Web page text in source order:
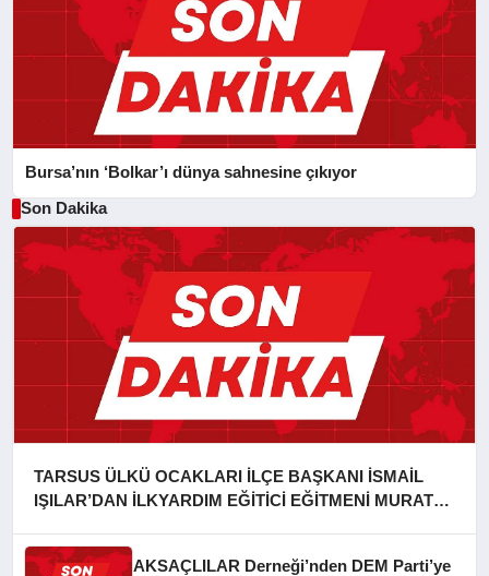
Bursa’nın ‘Bolkar’ı dünya sahnesine çıkıyor
Son Dakika
TARSUS ÜLKÜ OCAKLARI İLÇE BAŞKANI İSMAİL
IŞILAR’DAN İLKYARDIM EĞİTİCİ EĞİTMENİ MURAT
AKSAÇLILAR Derneği’nden DEM Parti’ye